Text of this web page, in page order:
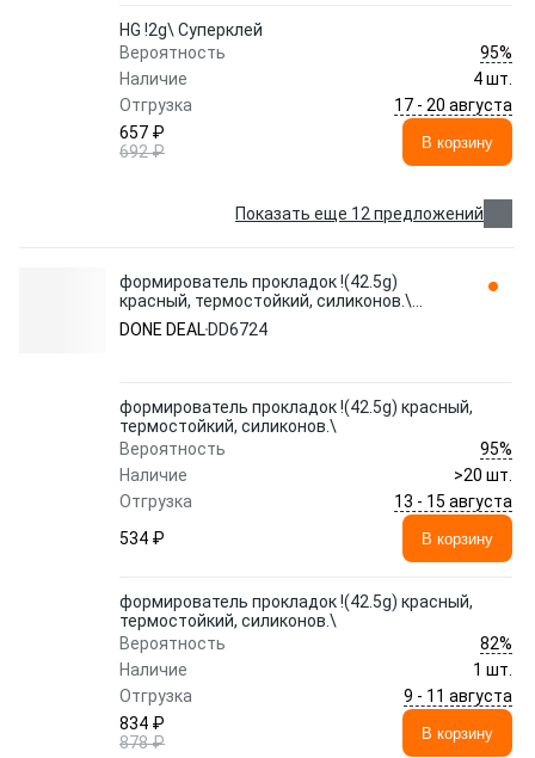
HG !2g\ Суперклей
Вероятность
95%
Наличие
4 шт.
Отгрузка
17 - 20 августа
657 ₽
692 ₽
В корзину
Показать еще 12 предложений
формирователь прокладок !(42.5g)
красный, термостойкий, силиконов.\
DD6724 DONE DEAL
DONE DEAL DD6724
формирователь прокладок !(42.5g) красный,
термостойкий, силиконов.\
Вероятность
95%
Наличие
>20 шт.
Отгрузка
13 - 15 августа
534 ₽
В корзину
формирователь прокладок !(42.5g) красный,
термостойкий, силиконов.\
Вероятность
82%
Наличие
1 шт.
Отгрузка
9 - 11 августа
834 ₽
878 ₽
В корзину